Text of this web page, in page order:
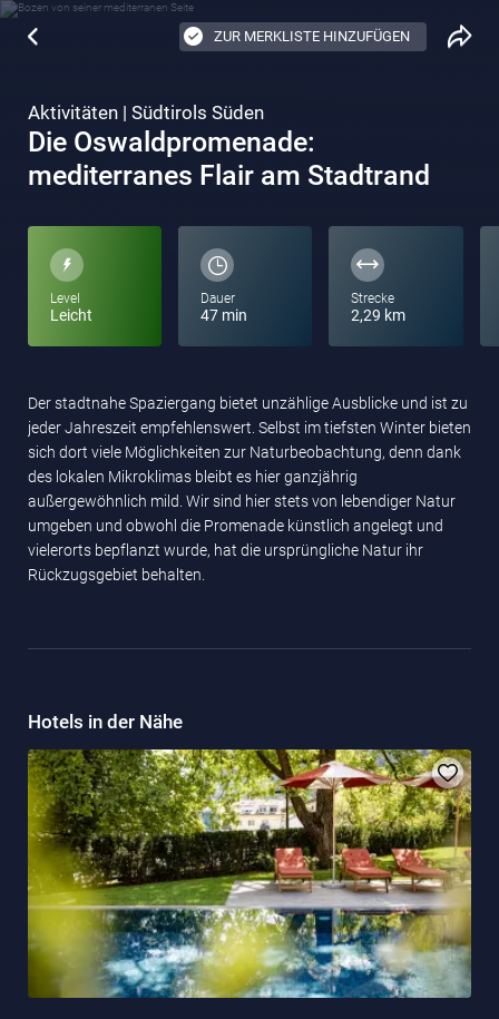
ZUR MERKLISTE HINZUFÜGEN
Aktivitäten | Südtirols Süden
Die Oswaldpromenade:
mediterranes Flair am Stadtrand
Level
Leicht
Dauer
47 min
Strecke
2,29 km
Der stadtnahe Spaziergang bietet unzählige Ausblicke und ist zu
jeder Jahreszeit empfehlenswert. Selbst im tiefsten Winter bieten
sich dort viele Möglichkeiten zur Naturbeobachtung, denn dank
des lokalen Mikroklimas bleibt es hier ganzjährig
außergewöhnlich mild. Wir sind hier stets von lebendiger Natur
umgeben und obwohl die Promenade künstlich angelegt und
vielerorts bepflanzt wurde, hat die ursprüngliche Natur ihr
Rückzugsgebiet behalten.
Hotels in der Nähe